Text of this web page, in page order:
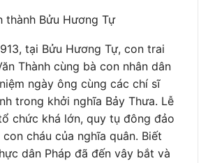
thành Bửu Hương Tự
tại Bửu Hương Tự, con trai
Thành cùng bà con nhân dân
ngày ông cùng các chí sĩ
trong khởi nghĩa Bảy Thưa. Lễ
chức khá lớn, quy tụ đông đảo
cháu của nghĩa quân. Biết
dân Pháp đã đến vây bắt và